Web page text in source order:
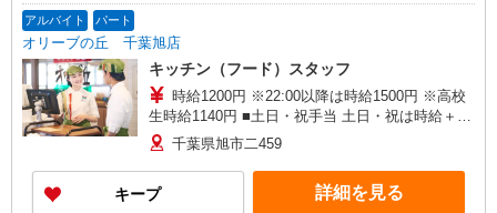
アルバイト パート
オリーブの丘 千葉旭店
キッチン（フード）スタッフ
時給1200円 ※22:00以降は時給1500円 ※高校
生時給1140円 ■土日・祝手当 土日・祝は時給＋
100円 ■特別手当 早朝手当（6:00〜8:00）時給＋
100円
千葉県旭市二459
キープ 詳細を見る